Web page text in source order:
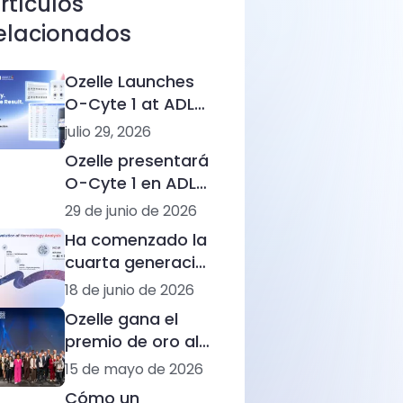
Ozelle Launches
O-Cyte 1 at ADLM
2026, Marking a
New Step in AI-
Powered
Hematology
julio 29, 2026
Ozelle presentará
O-Cyte 1 en ADLM
2026, aportando
inteligencia
morfológica
basada en la IA
29 de junio de 2026
Ha comenzado la
cuarta generación
de análisis
hematológicos
18 de junio de 2026
Ozelle gana el
premio de oro al
innovación en
Alemania por
15 de mayo de 2026
Cómo un